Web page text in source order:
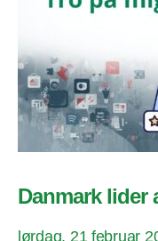
Danmark lider
lørdag, 21 februar